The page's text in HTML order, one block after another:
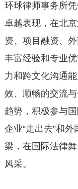
环球律师事务所
卓越表现，在北
资、项目融资、
丰富经验和专业
力和跨文化沟通
效、顺畅的交流
趋势，积极参与
企业“走出去”和
梁，在国际法律
风采。